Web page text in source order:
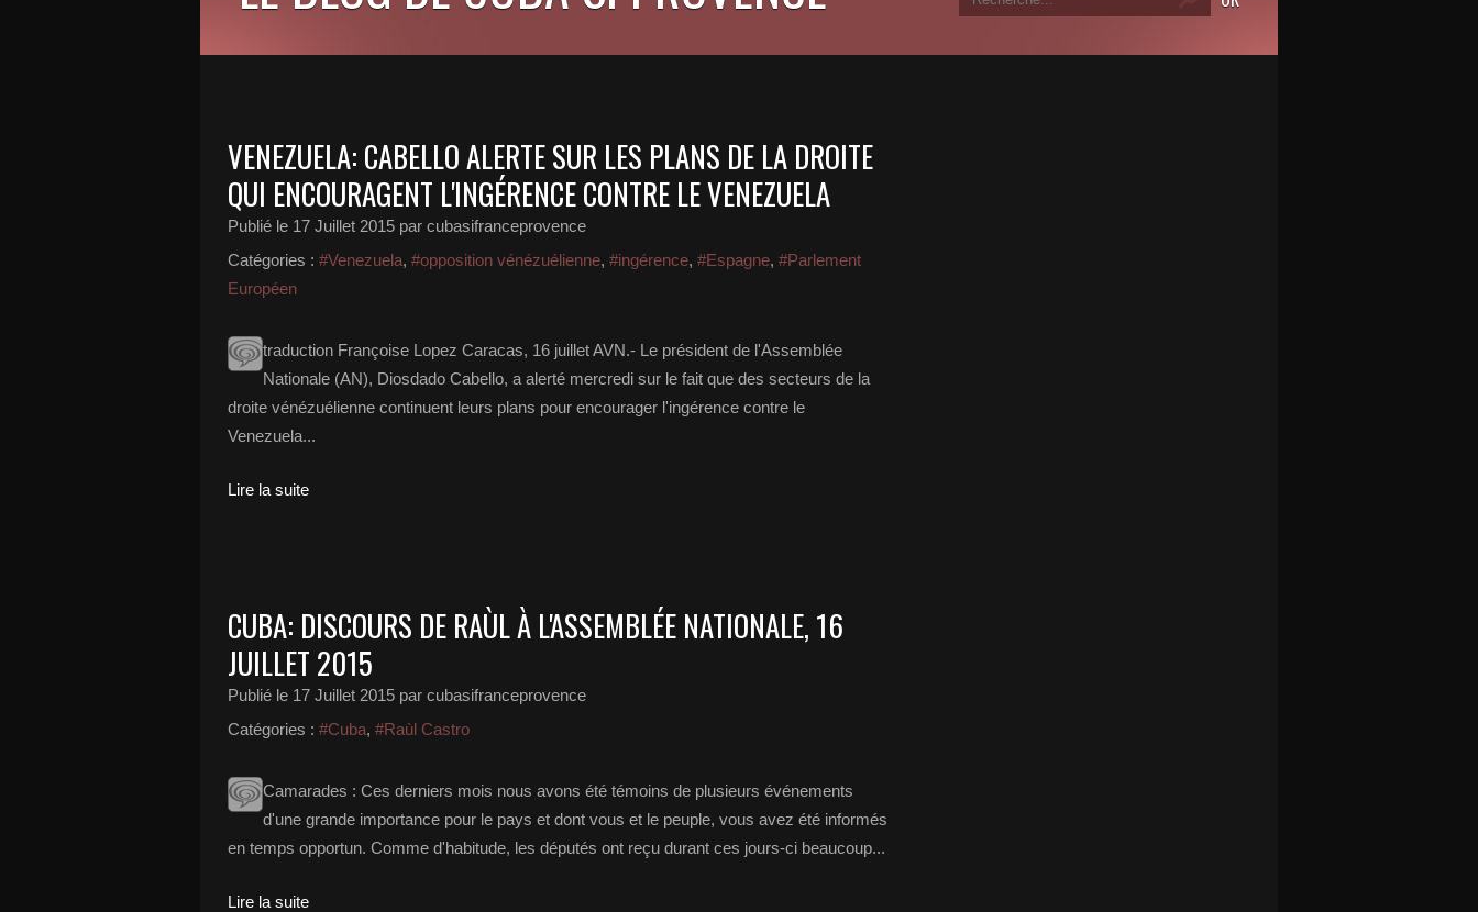
VENEZUELA: CABELLO ALERTE SUR LES PLANS DE LA DROITE
QUI ENCOURAGENT L'INGÉRENCE CONTRE LE VENEZUELA
Publié le 17 Juillet 2015 par cubasifranceprovence
Catégories : #Venezuela, #opposition vénézuélienne, #ingérence, #Espagne, #Parlement
Européen
traduction Françoise Lopez Caracas, 16 juillet AVN.- Le président de l'Assemblée
Nationale (AN), Diosdado Cabello, a alerté mercredi sur le fait que des secteurs de la
droite vénézuélienne continuent leurs plans pour encourager l'ingérence contre le
Venezuela...
Lire la suite
CUBA: DISCOURS DE RAÙL À L'ASSEMBLÉE NATIONALE, 16
JUILLET 2015
Publié le 17 Juillet 2015 par cubasifranceprovence
Catégories : #Cuba, #Raùl Castro
Camarades : Ces derniers mois nous avons été témoins de plusieurs événements
d'une grande importance pour le pays et dont vous et le peuple, vous avez été informés
en temps opportun. Comme d'habitude, les députés ont reçu durant ces jours-ci beaucoup...
Lire la suite